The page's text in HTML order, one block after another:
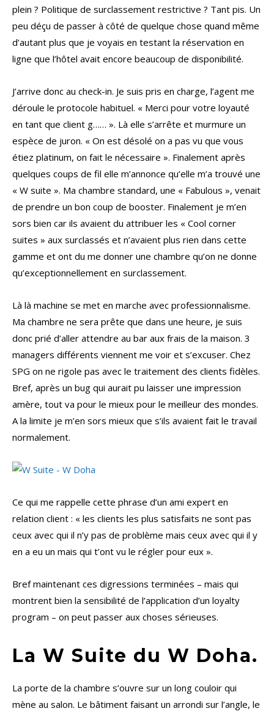
plein ? Politique de surclassement restrictive ? Tant pis. Un
peu déçu de passer à côté de quelque chose quand même
d’autant plus que je voyais en testant la réservation en
ligne que l’hôtel avait encore beaucoup de disponibilité.
J’arrive donc au check-in. Je suis pris en charge, l’agent me
déroule le protocole habituel. « Merci pour votre loyauté
en tant que client g…… ». Là elle s’arrête et murmure un
espèce de juron. « On est désolé on a pas vu que vous
étiez platinum, on fait le nécessaire ». Finalement après
quelques coups de fil elle m’annonce qu’elle m’a trouvé une
« W suite ». Ma chambre standard, une « Fabulous », venait
de prendre un bon coup de booster. Finalement je m’en
sors bien car ils avaient du attribuer les « Cool corner
suites » aux surclassés et n’avaient plus rien dans cette
gamme et ont du me donner une chambre qu’on ne donne
qu’exceptionnellement en surclassement.
Là là machine se met en marche avec professionnalisme.
Ma chambre ne sera prête que dans une heure, je suis
donc prié d’aller attendre au bar aux frais de la maison. 3
managers différents viennent me voir et s’excuser. Chez
SPG on ne rigole pas avec le traitement des clients fidèles.
Bref, après un bug qui aurait pu laisser une impression
amère, tout va pour le mieux pour le meilleur des mondes.
A la limite je m’en sors mieux que s’ils avaient fait le travail
normalement.
Ce qui me rappelle cette phrase d’un ami expert en
relation client : « les clients les plus satisfaits ne sont pas
ceux avec qui il n’y pas de problème mais ceux avec qui il y
en a eu un mais qui t’ont vu le régler pour eux ».
Bref maintenant ces digressions terminées – mais qui
montrent bien la sensibilité de l’application d’un loyalty
program – on peut passer aux choses sérieuses.
La W Suite du W Doha.
La porte de la chambre s’ouvre sur un long couloir qui
mène au salon. Le bâtiment faisant un arrondi sur l’angle, le